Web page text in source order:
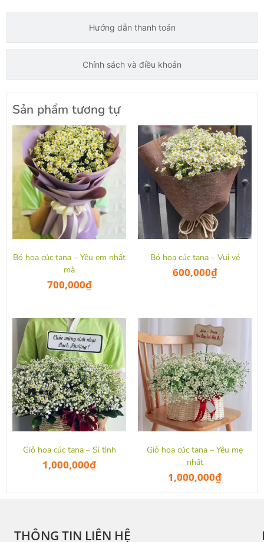
Hướng dẫn thanh toán
Chính sách và điều khoản
Sản phẩm tương tự
Bó hoa cúc tana – Yêu em nhất
mà
700,000₫
Bó hoa cúc tana – Vui vẻ
600,000₫
Giỏ hoa cúc tana – Si tình
1,000,000₫
Giỏ hoa cúc tana – Yêu mẹ
nhất
1,000,000₫
THÔNG TIN LIÊN HỆ